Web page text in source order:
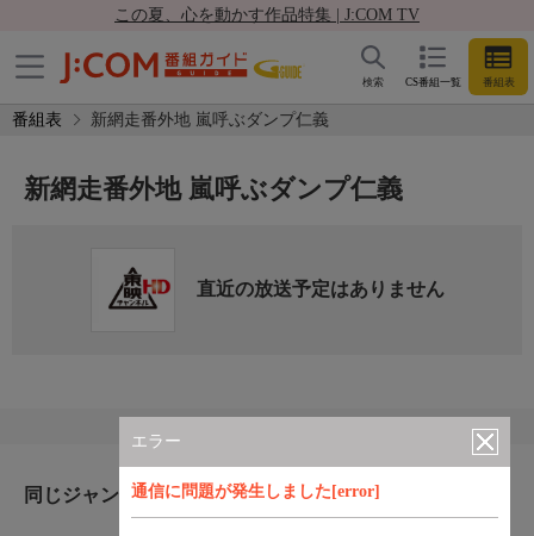
この夏、心を動かす作品特集 | J:COM TV
CS番組一覧 番組表
検索
番組表 新網走番外地 嵐呼ぶダンプ仁義
エラー
通信に問題が発生しました[error]
新網走番外地 嵐呼ぶダンプ仁義
直近の放送予定はありません
同じジャンルのおすすめ番組